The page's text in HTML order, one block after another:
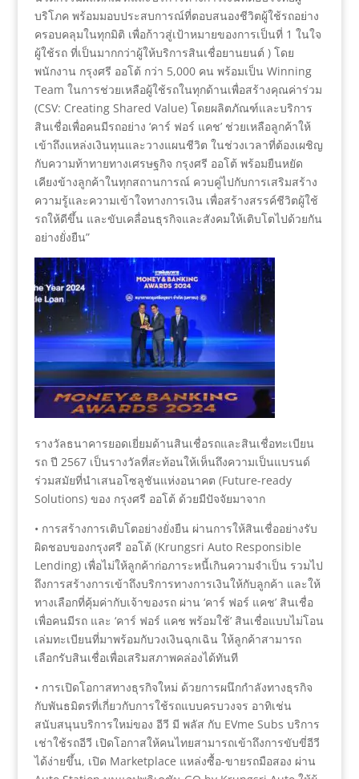
บริโภค พร้อมมอบประสบการณ์ที่ตอบสนองชีวิตผู้ใช้รถอย่าง
ครอบคลุมในทุกมิติ เพื่อก้าวสู่เป้าหมายของการเป็นที่ 1 ในใจ
ผู้ใช้รถ ที่เป็นมากกว่าผู้ให้บริการสินเชื่อยานยนต์ ) โดย
พนักงาน กรุงศรี ออโต้ กว่า 5,000 คน พร้อมเป็น Winning
Team ในการช่วยเหลือผู้ใช้รถในทุกด้านเพื่อสร้างคุณค่าร่วม
(CSV: Creating Shared Value) โดยผลิตภัณฑ์และบริการ
สินเชื่อเพื่อคนมีรถอย่าง ‘คาร์ ฟอร์ แคช’ ช่วยเหลือลูกค้าให้
เข้าถึงแหล่งเงินทุนและวางแผนชีวิต ในช่วงเวลาที่ต้องเผชิญ
กับความท้าทายทางเศรษฐกิจ กรุงศรี ออโต้ พร้อมยืนหยัด
เคียงข้างลูกค้าในทุกสถานการณ์ ควบคู่ไปกับการเสริมสร้าง
ความรู้และความเข้าใจทางการเงิน เพื่อสร้างสรรค์ชีวิตผู้ใช้
รถให้ดีขึ้น และขับเคลื่อนธุรกิจและสังคมให้เติบโตไปด้วยกัน
อย่างยั่งยืน”
รางวัลธนาคารยอดเยี่ยมด้านสินเชื่อรถและสินเชื่อทะเบียน
รถ ปี 2567 เป็นรางวัลที่สะท้อนให้เห็นถึงความเป็นแบรนด์
ร่วมสมัยที่นำเสนอโซลูชันแห่งอนาคต (Future-ready
Solutions) ของ กรุงศรี ออโต้ ด้วยมีปัจจัยมาจาก
• การสร้างการเติบโตอย่างยั่งยืน ผ่านการให้สินเชื่ออย่างรับ
ผิดชอบของกรุงศรี ออโต้ (Krungsri Auto Responsible
Lending) เพื่อไม่ให้ลูกค้าก่อภาระหนี้เกินความจำเป็น รวมไป
ถึงการสร้างการเข้าถึงบริการทางการเงินให้กับลูกค้า และให้
ทางเลือกที่คุ้มค่ากับเจ้าของรถ ผ่าน ‘คาร์ ฟอร์ แคช’ สินเชื่อ
เพื่อคนมีรถ และ ‘คาร์ ฟอร์ แคช พร้อมใช้’ สินเชื่อแบบไม่โอน
เล่มทะเบียนที่มาพร้อมกับวงเงินฉุกเฉิน ให้ลูกค้าสามารถ
เลือกรับสินเชื่อเพื่อเสริมสภาพคล่องได้ทันที
• การเปิดโอกาสทางธุรกิจใหม่ ด้วยการผนึกกำลังทางธุรกิจ
กับพันธมิตรที่เกี่ยวกับการใช้รถแบบครบวงจร อาทิเช่น
สนับสนุนบริการใหม่ของ อีวี มี พลัส กับ EVme Subs บริการ
เช่าใช้รถอีวี เปิดโอกาสให้คนไทยสามารถเข้าถึงการขับขี่อีวี
ได้ง่ายขึ้น, เปิด Marketplace แหล่งซื้อ-ขายรถมือสอง ผ่าน